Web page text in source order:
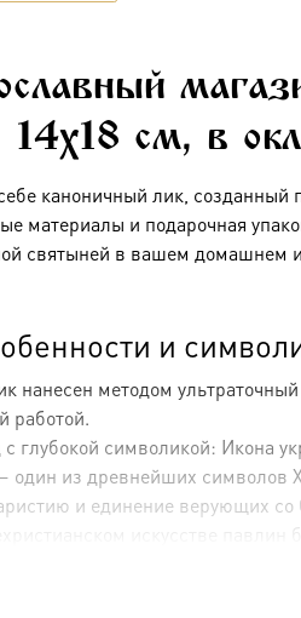
14х18 см, в
каноничный лик,
материалы и подарочная
святыней в вашем домашнем
и
нанесен методом
работой.
глубокой символикой: Икона
один из древнейших символов
и единение верующих со
искусстве павлин
чаши (или расположенные
Оклад покрыт искусным